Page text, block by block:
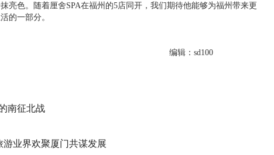
亮色。随着厘舍SPA在福州的5店同开，我们期待他能够为福州带来更
的一部分。
编辑：sd100
南征北战
游业界欢聚厦门共谋发展